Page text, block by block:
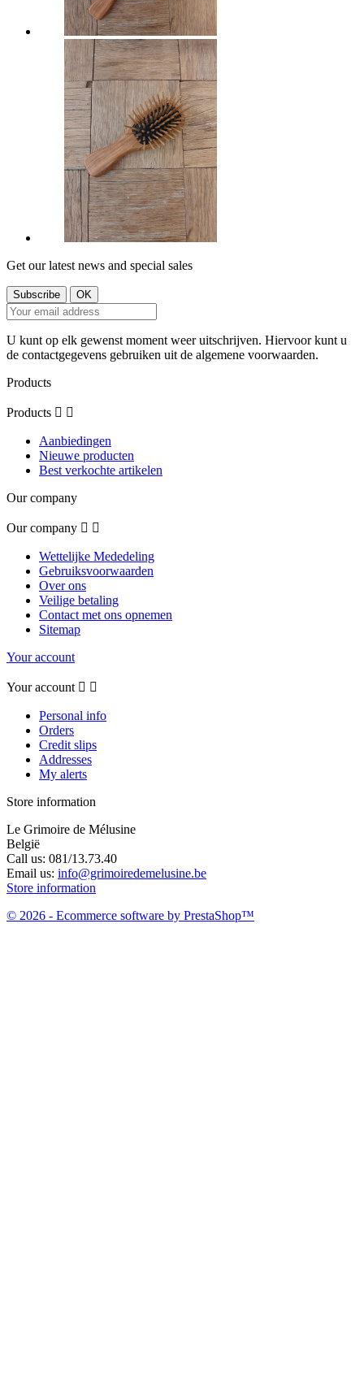
Get our latest news and special sales
U kunt op elk gewenst moment weer uitschrijven. Hiervoor kunt u
de contactgegevens gebruiken uit de algemene voorwaarden.
Products
Products  
Aanbiedingen
Nieuwe producten
Best verkochte artikelen
Our company
Our company  
Wettelijke Mededeling
Gebruiksvoorwaarden
Over ons
Veilige betaling
Contact met ons opnemen
Sitemap
Your account
Your account  
Personal info
Orders
Credit slips
Addresses
My alerts
Store information
Le Grimoire de Mélusine
België
Call us: 081/13.73.40
Email us: info@grimoiredemelusine.be
Store information
© 2026 - Ecommerce software by PrestaShop™